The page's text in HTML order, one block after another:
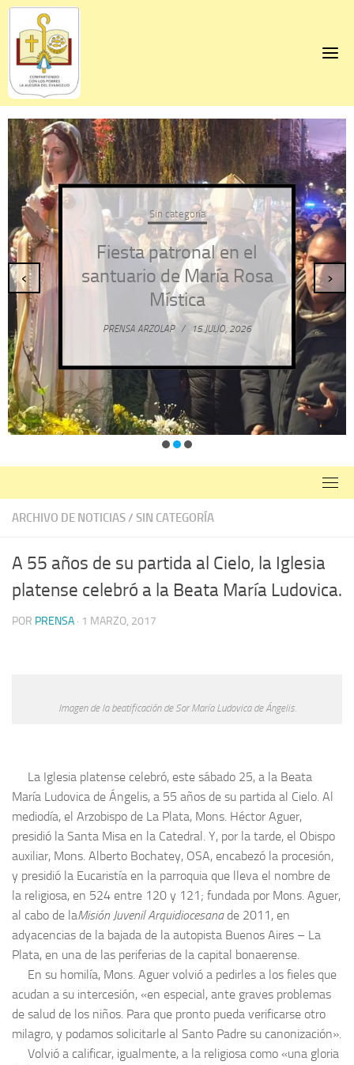
Skip
content
Sin categoría
Fiesta patronal en el
santuario de María Rosa
Mística
PRENSA ARZOLAP / 15 JULIO, 2026
‹ ›
ARCHIVO DE NOTICIAS/ SIN CATEGORÍA
A 55 años de su partida al Cielo, la Iglesia
platense celebró a la Beata María Ludovica.
POR PRENSA · 1 MARZO, 2017
Imagen de la beatificación de Sor María Ludovica de Ángelis.
La Iglesia platense celebró, este sábado 25, a la Beata
María Ludovica de Ángelis, a 55 años de su partida al Cielo. Al
mediodía, el Arzobispo de La Plata, Mons. Héctor Aguer,
presidió la Santa Misa en la Catedral. Y, por la tarde, el Obispo
auxiliar, Mons. Alberto Bochatey, OSA, encabezó la procesión,
y presidió la Eucaristía en la parroquia que lleva el nombre de
la religiosa, en 524 entre 120 y 121; fundada por Mons. Aguer,
al cabo de laMisión Juvenil Arquidiocesanade 2011, en
adyacencias de la bajada de la autopista Buenos Aires – La
Plata, en una de las periferias de la capital bonaerense.
En su homilía, Mons. Aguer volvió a pedirles a los fieles que
acudan a su intercesión, «en especial, ante graves problemas
de salud de los niños. Para que pronto pueda verificarse otro
milagro, y podamos solicitarle al Santo Padre su canonización».
Volvió a calificar, igualmente, a la religiosa como «una gloria